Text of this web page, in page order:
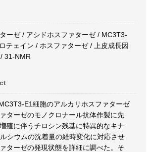
ーゼ / アシドホスファターゼ / MC3T3-
テェイン / ホスファターゼ / 上皮成長因
31-NMR
E1細胞のアルカリホスファターゼ
ターゼのモノクロナール抗体作製に先
殖に伴うチロシン残基に特異的なキナ
シウムの沈着量の経時変化に対応させ
ターゼの発現状態を詳細に調べた。そ